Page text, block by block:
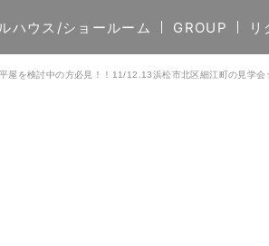
ハウス/ショールーム GROUP リ
平屋を検討中の方必見！！11/12.13浜松市北区細江町の見学